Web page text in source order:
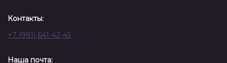
Контакты:
+7 (991) 641-42-45
Наша почта: